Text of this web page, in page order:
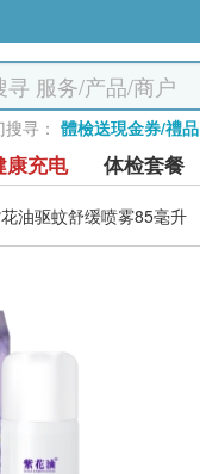
寻： 體檢送現金券/禮品
康充电 体检套餐
油驱蚊舒缓喷雾85毫升